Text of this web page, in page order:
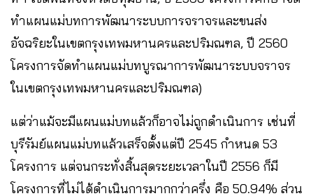
ทำแผนแม่บทการพัฒนาระบบการจราจรและขนส่ง
อัจฉริยะในเขตกรุงเทพมหานครและปริมณฑล, ปี 2560
โครงการจัดทำแผนแม่บทบูรณาการพัฒนาระบบจราจร
ในเขตกรุงเทพมหานครและปริมณฑล)
แต่ว่าแม้จะมีแผนแม่บทแล้วก็อาจไม่ถูกดำเนินการ เช่นที่
บุรีรัมย์แผนแม่บทแล้วเสร็จตั้งแต่ปี 2545 กำหนด 53
โครงการ แต่จนกระทั่งสิ้นสุดระยะเวลาในปี 2556 ก็มี
โครงการที่ไม่ได้ดำเนินการมากกว่าครึ่ง คือ 50.94% ส่วน